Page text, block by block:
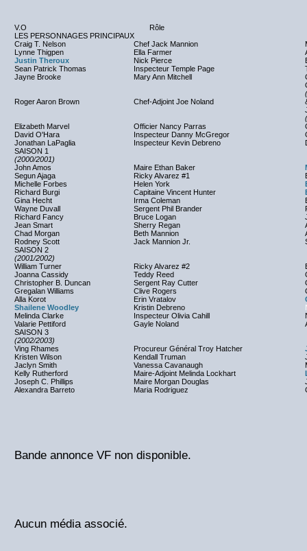
V.O
Rôle
LES PERSONNAGES PRINCIPAUX
Craig T. Nelson
Chef Jack Mannion
Lynne Thigpen
Ella Farmer
Justin Theroux
Nick Pierce
Sean Patrick Thomas
Inspecteur Temple Page
Jayne Brooke
Mary Ann Mitchell
Roger Aaron Brown Chef-Adjoint Joe Noland
Elizabeth Marvel
Officier Nancy Parras
David O'Hara
Inspecteur Danny McGregor
Jonathan LaPaglia
Inspecteur Kevin Debreno
SAISON 1
(2000/2001)
John Amos
Maire Ethan Baker
Segun Ajaga
Ricky Alvarez #1
Michelle Forbes
Helen York
Richard Burgi
Capitaine Vincent Hunter
Gina Hecht
Irma Coleman
Wayne Duvall
Sergent Phil Brander
Richard Fancy
Bruce Logan
Jean Smart
Sherry Regan
Chad Morgan
Beth Mannion
Rodney Scott
Jack Mannion Jr.
SAISON 2
(2001/2002)
William Turner
Ricky Alvarez #2
Joanna Cassidy
Teddy Reed
Christopher B. Duncan
Sergent Ray Cutter
Gregalan Williams
Clive Rogers
Alla Korot
Erin Vratalov
Shailene Woodley
Kristin Debreno
Melinda Clarke
Inspecteur Olivia Cahill
Valarie Pettiford
Gayle Noland
SAISON 3
(2002/2003)
Ving Rhames
Procureur Général Troy Hatcher
Kristen Wilson
Kendall Truman
Jaclyn Smith
Vanessa Cavanaugh
Kelly Rutherford
Maire-Adjoint Melinda Lockhart
Joseph C. Phillips
Maire Morgan Douglas
Alexandra Barreto
Maria Rodriguez
Bande annonce VF non disponible.
Aucun média associé.